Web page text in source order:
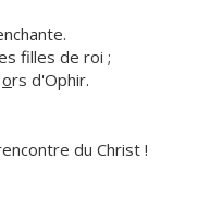
flles de roi ;
ors d'Ophir.
du Christ !